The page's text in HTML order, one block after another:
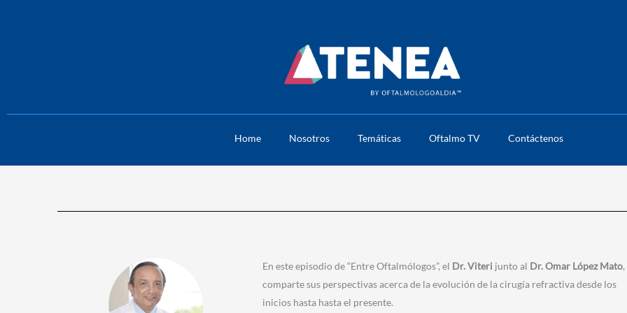
Home Nosotros Temáticas Oftalmo TV Contáctenos
En este episodio de “Entre Oftalmólogos”, el Dr. Viteri junto al Dr. Omar López Mato,
comparte sus perspectivas acerca de la evolución de la cirugía refractiva desde los
inicios hasta hasta el presente.